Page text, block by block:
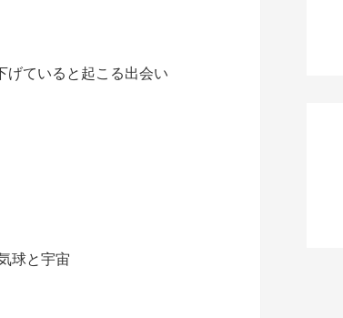
げていると起こる出会い
球と宇宙